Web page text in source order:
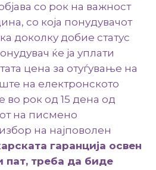
со рок на важност
со која понудувачот
доколку добие статус
ќе ја уплати
цена за отуѓување на
на електронското
во рок од 15 дена од
на писмено
на најповолен
гаранција освен
пат, треба да биде